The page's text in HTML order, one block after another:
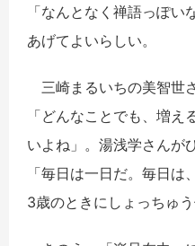
「なんとなく禅語っぽい
あげてよいらしい。
三崎まるいちの美智世
「どんなことでも、増
いよね」。湯浅学さんが
「毎日は一日だ。毎日
3歳のときにしょっちゅ